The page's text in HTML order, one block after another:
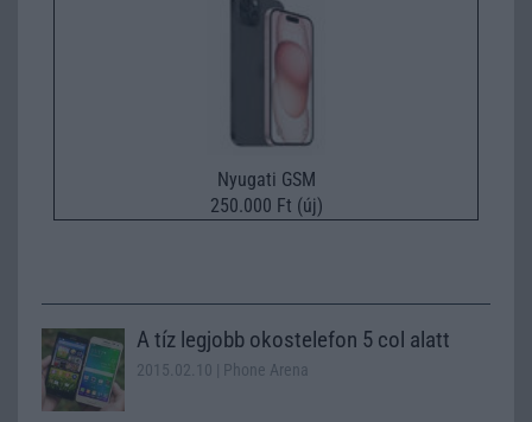
Nyugati GSM
250.000 Ft (új)
A tíz legjobb okostelefon 5 col alatt
2015.02.10 | Phone Arena